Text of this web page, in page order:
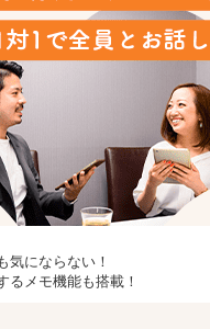
気にならない！
るメモ機能も搭載！